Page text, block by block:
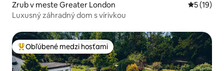
Zrub v meste Greater London
5 (19)
Luxusný záhradný dom s vírivkou
Najobľúbenejšie medzi hosťami
Obľúbené medzi hosťami